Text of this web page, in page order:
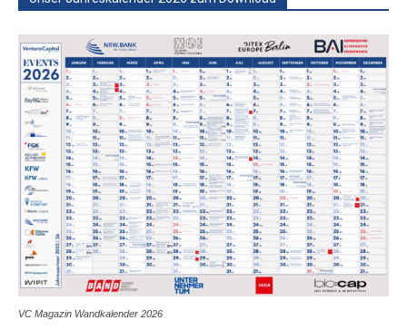
VC Magazin Wandkalender 2026